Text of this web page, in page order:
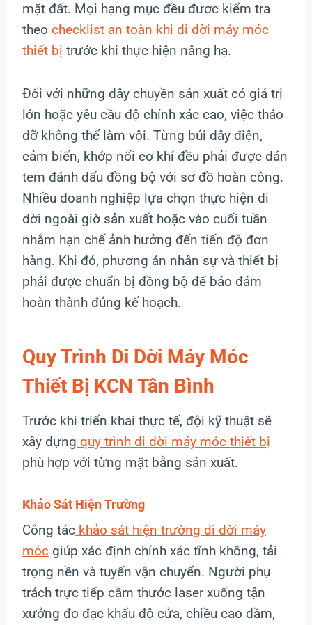
mặt đất. Mọi hạng mục đều được kiểm tra
theo checklist an toàn khi di dời máy móc
thiết bị trước khi thực hiện nâng hạ.
Đối với những dây chuyền sản xuất có giá trị
lớn hoặc yêu cầu độ chính xác cao, việc tháo
dỡ không thể làm vội. Từng búi dây điện,
cảm biến, khớp nối cơ khí đều phải được dán
tem đánh dấu đồng bộ với sơ đồ hoàn công.
Nhiều doanh nghiệp lựa chọn thực hiện di
dời ngoài giờ sản xuất hoặc vào cuối tuần
nhằm hạn chế ảnh hưởng đến tiến độ đơn
hàng. Khi đó, phương án nhân sự và thiết bị
phải được chuẩn bị đồng bộ để bảo đảm
hoàn thành đúng kế hoạch.
Quy Trình Di Dời Máy Móc
Thiết Bị KCN Tân Bình
Trước khi triển khai thực tế, đội kỹ thuật sẽ
xây dựng quy trình di dời máy móc thiết bị
phù hợp với từng mặt bằng sản xuất.
Khảo Sát Hiện Trường
Công tác khảo sát hiện trường di dời máy
móc giúp xác định chính xác tĩnh không, tải
trọng nền và tuyến vận chuyển. Người phụ
trách trực tiếp cầm thước laser xuống tận
xưởng đo đạc khẩu độ cửa, chiều cao dầm,